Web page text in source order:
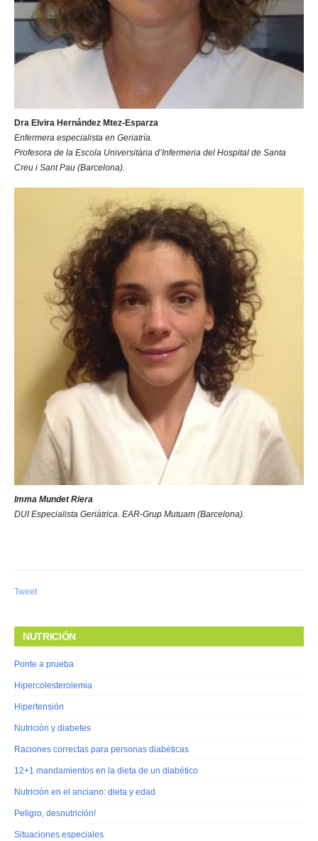
Dra Elvira Hernández Mtez-Esparza
Enfermera especialista en Geriatría.
Profesora de la Escola Universitària d’Infermeria del Hospital de Santa
Creu i Sant Pau (Barcelona).
Imma Mundet Riera
DUI Especialista Geriàtrica. EAR-Grup Mutuam (Barcelona).
Tweet
NUTRICIÓN
Ponte a prueba
Hipercolesterolemia
Hipertensión
Nutrición y diabetes
Raciones correctas para personas diabéticas
12+1 mandamientos en la dieta de un diabético
Nutrición en el anciano: dieta y edad
Peligro, desnutrición!
Situaciones especiales